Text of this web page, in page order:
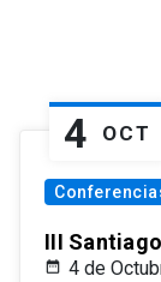
4 OCT
III
4 de